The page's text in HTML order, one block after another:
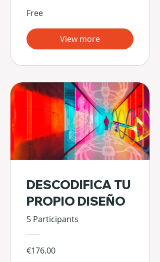
Free
View more
DESCODIFICA TU
PROPIO DISEÑO
5 Participants
€176.00